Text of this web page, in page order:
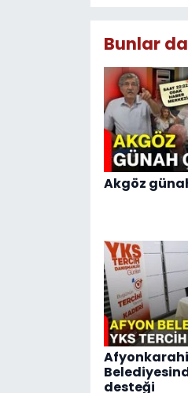
Bunlar
Akgöz
desteği